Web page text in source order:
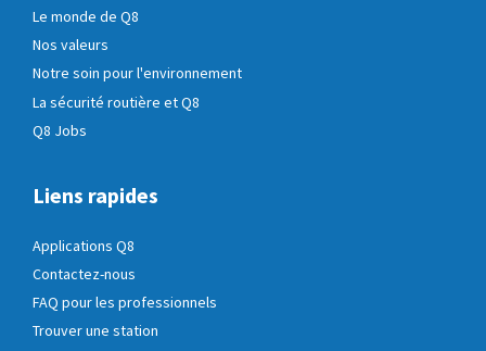
Le monde de Q8
Nos valeurs
Notre soin pour l'environnement
La sécurité routière et Q8
Q8 Jobs
Liens rapides
Applications Q8
Contactez-nous
FAQ pour les professionnels
Trouver une station